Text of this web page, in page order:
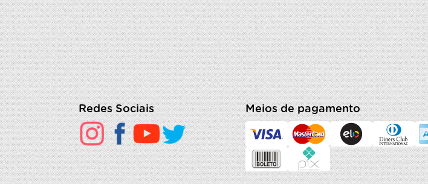
Redes Sociais Meios de pagamento